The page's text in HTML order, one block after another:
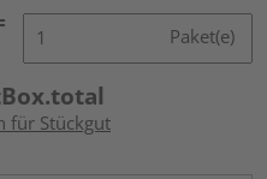
Paket(e)
für Stückgut